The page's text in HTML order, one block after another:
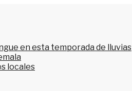
en esta temporada de lluvias
locales